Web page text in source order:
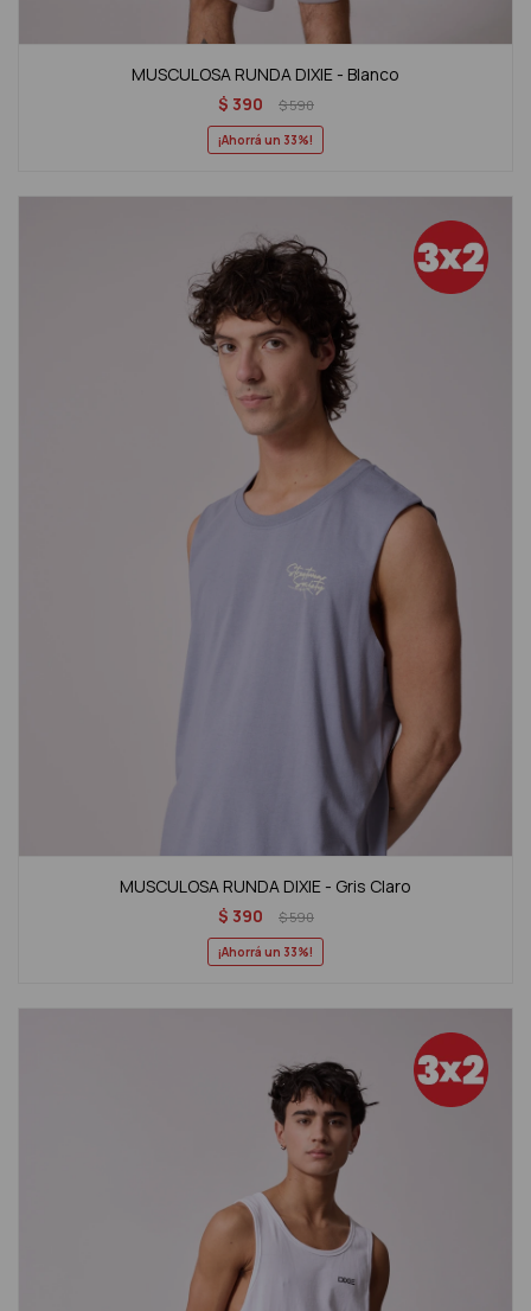
MUSCULOSA RUNDA DIXIE - Blanco
$ 390 $590
33
MUSCULOSA RUNDA DIXIE - Gris Claro
$ 390 $590
33